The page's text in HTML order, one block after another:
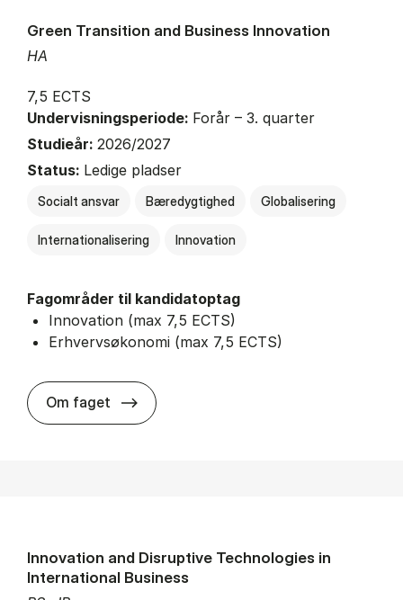
HA
Green Transition and Business Innovation
7,5 ECTS
Undervisningsperiode: Forår – 3. quarter
Studieår: 2026/2027
Status: Ledige pladser
Socialt ansvar Bæredygtighed Globalisering
Internationalisering Innovation
Fagområder til kandidatoptag
Innovation (max 7,5 ECTS)
Erhvervsøkonomi (max 7,5 ECTS)
Om faget about
Innovation and Disruptive Technologies in
International Business